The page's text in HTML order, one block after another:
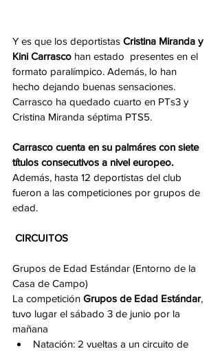
Y es que los deportistas Cristina Miranda y
Kini Carrasco han estado  presentes en el
formato paralímpico. Además, lo han
hecho dejando buenas sensaciones.
Carrasco ha quedado cuarto en PTs3 y
Cristina Miranda séptima PTS5.
Carrasco cuenta en su palmáres con siete
títulos consecutivos a nivel europeo.
Además, hasta 12 deportistas del club
fueron a las competiciones por grupos de
edad.
CIRCUITOS
Grupos de Edad Estándar (Entorno de la
Casa de Campo)
La competición Grupos de Edad Estándar,
tuvo lugar el sábado 3 de junio por la
mañana
Natación: 2 vueltas a un circuito de